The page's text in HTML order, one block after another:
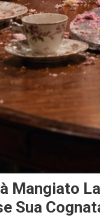
Mangiato
Sua